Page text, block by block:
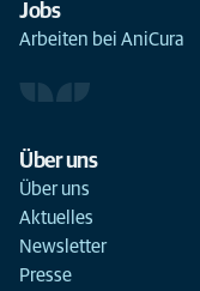
Jobs
Arbeiten bei AniCura
Über uns
Über uns
Aktuelles
Newsletter
Presse